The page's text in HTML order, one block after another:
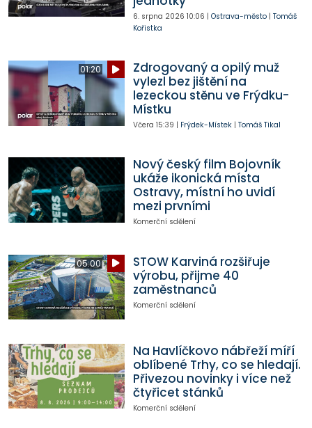
6. srpna 2026 10:06 | Ostrava-město| Tomáš
Kořistka
01:20
Zdrogovaný a opilý muž
vylezl bez jištění na
lezeckou stěnu ve Frýdku-
Místku
Včera 15:39 | Frýdek-Místek| Tomáš Tikal
Nový český film Bojovník
ukáže ikonická místa
Ostravy, místní ho uvidí
mezi prvními
Komerční sdělení
05:00
STOW Karviná rozšiřuje
výrobu, přijme 40
zaměstnanců
Komerční sdělení
Na Havlíčkovo nábřeží míří
oblíbené Trhy, co se hledají.
Přivezou novinky i více než
čtyřicet stánků
Komerční sdělení